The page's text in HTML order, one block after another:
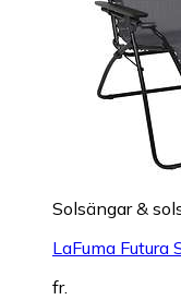
Solsängar &
LaFuma Futura
fr.